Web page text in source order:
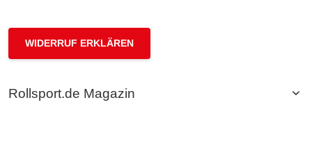
WIDERRUF ERKLÄREN
Rollsport.de Magazin